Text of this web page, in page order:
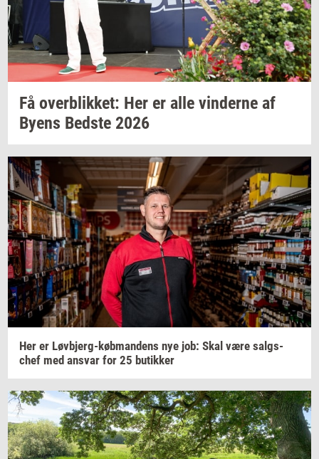
Få over­blik­ket: Her er alle vin­der­ne af
Byens Bed­ste 2026
Her er Løvbjerg-​købmandens nye job: Skal være salgs­
chef med an­svar for 25 bu­tik­ker